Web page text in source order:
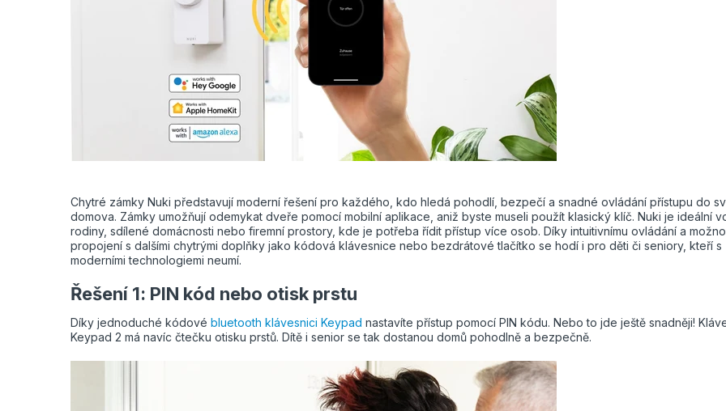
Chytré zámky Nuki představují moderní řešení pro každého, kdo hledá pohodlí, bezpečí a snadné ovládání přístupu do
domova. Zámky umožňují odemykat dveře pomocí mobilní aplikace, aniž byste museli použít klasický klíč. Nuki je ideální
rodiny, sdílené domácnosti nebo firemní prostory, kde je potřeba řídit přístup více osob. Díky intuitivnímu ovládání a
propojení s dalšími chytrými doplňky jako kódová klávesnice nebo bezdrátové tlačítko se hodí i pro děti či seniory, kteří s
moderními technologiemi neumí.
Řešení 1: PIN kód nebo otisk prstu
Díky jednoduché kódové bluetooth klávesnici Keypad nastavíte přístup pomocí PIN kódu. Nebo to jde ještě snadněji!
Keypad 2 má navíc čtečku otisku prstů. Dítě i senior se tak dostanou domů pohodlně a bezpečně.